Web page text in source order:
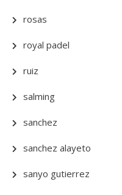
rosas
royal padel
ruiz
salming
sanchez
sanchez alayeto
sanyo gutierrez